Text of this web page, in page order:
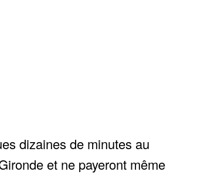
dizaines de minutes au
et ne payeront même